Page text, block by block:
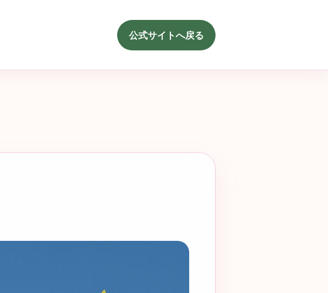
公式サイトへ戻る